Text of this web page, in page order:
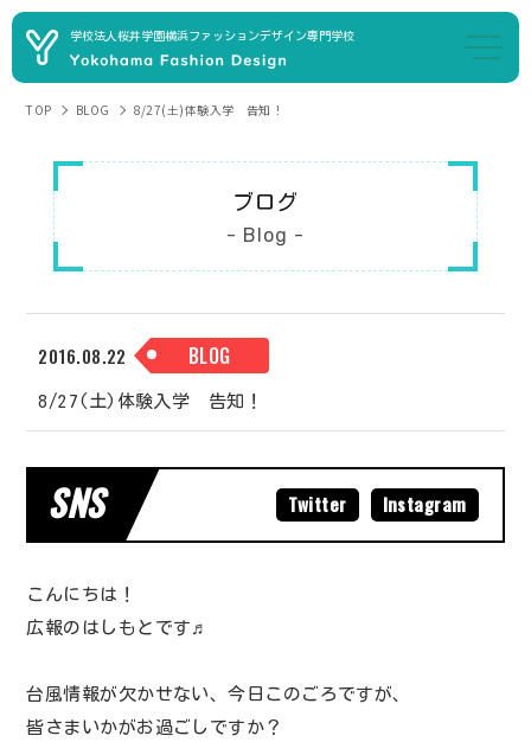
学校法人桜井学園横浜ファッションデザイン専門学校
TOP BLOG 8/27(土)体験入学 告知！
ブログ
- Blog -
2016.08.22 BLOG
8/27(土)体験入学 告知！
SNS Twitter Instagram
こんにちは！
広報のはしもとです♬
台風情報が欠かせない、今日このごろですが、
皆さまいかがお過ごしですか？